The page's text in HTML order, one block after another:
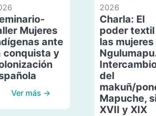
Mujeres
ante
conquista y
Ver más →
2026
Charla: El
poder
las mujeres
del
makuñ/
Mapuche,
XVII y XIX